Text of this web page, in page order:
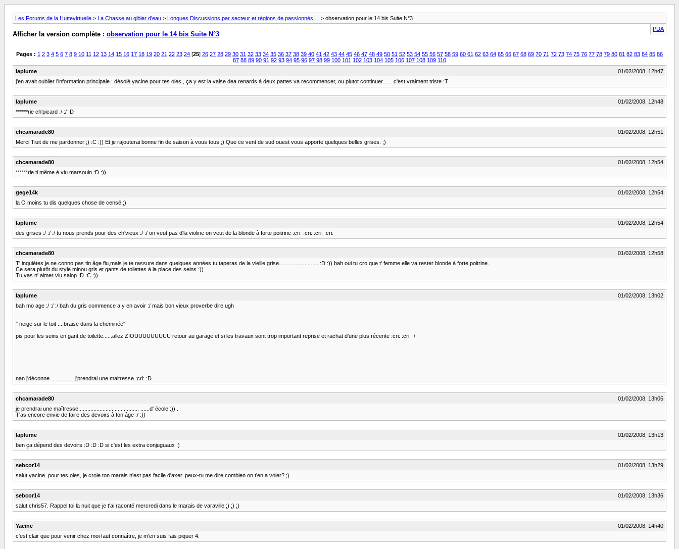
Les Forums de la Huttevirtuelle > La Chasse au gibier d'eau > Longues Discussions par secteur et régions de passionnés....
> observation pour le 14 bis Suite N°3
PDA
Afficher la version complète : observation pour le 14 bis Suite N°3
Pages : 1 2 3 4 5 6 7 8 9 10 11 12 13 14 15 16 17 18 19 20 21 22 23 24 [25] 26 27 28 29 30 31 32 33 34 35 36 37 38 39 40 41 42 43 44 45 46 47 48 49 50 51 52 53 54 55 56 57 58 59 60 61 62 63 64 65 66 67 68 69 70 71 72 73 74 75 76 77 78 79 80 81 82 83 84 85 86
87 88 89 90 91 92 93 94 95 96 97 98 99 100 101 102 103 104 105 106 107 108 109 110
laplume
01/02/2008, 12h47
j'en avait oublier l'information principale : désolé yacine pour tes oies , ça y est la valse dea renards à deux pattes va recommencer, ou plutot continuer ..... c'est vraiment triste :T
laplume
01/02/2008, 12h48
******rie ch'picard :/ :/ :D
chcamarade80
01/02/2008, 12h51
Merci Tiuit de me pardonner ;) :C :)) Et je rajouterai bonne fin de saison à vous tous ;).Que ce vent de sud ouest vous apporte quelques belles grises. ;)
chcamarade80
01/02/2008, 12h54
******rie ti même é viu marsouin :D :))
gege14k
01/02/2008, 12h54
la O moins tu dis quelques chose de censé ;)
laplume
01/02/2008, 12h54
des grises :/ :/ :/ tu nous prends pour des ch'vieux :/ :/ on veut pas d'la violine on veut de la blonde à forte poitrine :cri: :cri: :cri: :cri:
chcamarade80
01/02/2008, 12h58
T' inquiètes,je ne conno pas tin âge fiu,mais je te rassure dans quelques années tu taperas de la vieille grise.......................... :D :)) bah oui tu cro que t' femme elle va rester blonde à forte poitrine.
Ce sera plutôt du style minou gris et gants de toilettes à la place des seins :))
Tu vas n' aimer viu salop :D :C :))
laplume
01/02/2008, 13h02
bah mo age :/ :/ :/ bah du gris commence a y en avoir :/ mais bon vieux proverbe dire ugh
" neige sur le toit ....braise dans la cheminée"
pis pour les seins en gant de toilette......allez ZIOUUUUUUUUU retour au garage et si les travaux sont trop important reprise et rachat d'une plus récente :cri: :cri: :/
nan j'déconne ................j'prendrai une maitresse :cri: :D
chcamarade80
01/02/2008, 13h05
je prendrai une maîtresse........................................ ......d' école :)) .
T'as encore envie de faire des devoirs à ton âge :/ :))
laplume
01/02/2008, 13h13
ben ça dépend des devoirs :D :D :D si c'est les extra conjuguaux ;)
sebcor14
01/02/2008, 13h29
salut yacine. pour tes oies, je croie ton marais n'est pas facile d'axer. peux-tu me dire combien on t'en a voler? ;)
sebcor14
01/02/2008, 13h36
salut chris57. Rappel toi la nuit que je t'ai raconté mercredi dans le marais de varaville ;) ;) ;)
Yacine
01/02/2008, 14h40
c'est clair que pour venir chez moi faut connaître, je m'en suis fais piquer 4.